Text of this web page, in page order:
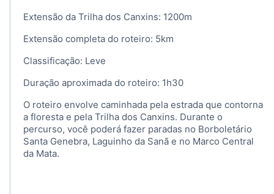
Extensão da Trilha dos Canxins: 1200m
Extensão completa do roteiro: 5km
Classificação: Leve
Duração aproximada do roteiro: 1h30
O roteiro envolve caminhada pela estrada que contorna
a floresta e pela Trilha dos Canxins. Durante o
percurso, você poderá fazer paradas no Borboletário
Santa Genebra, Laguinho da Sanã e no Marco Central
da Mata.